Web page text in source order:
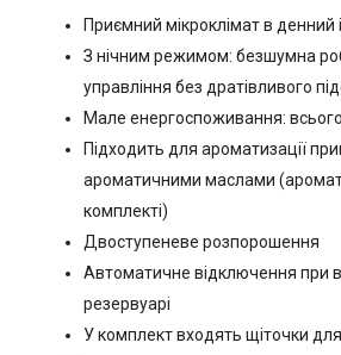
Приємний мікроклімат в денний
З нічним режимом: безшумна
управління без дратівливого
Мале енергоспоживання:
Підходить для ароматизації
ароматичними маслами
комплекті)
Двоступеневе розпорошення
Автоматичне відключення при
резервуарі
У комплект входять щіточки